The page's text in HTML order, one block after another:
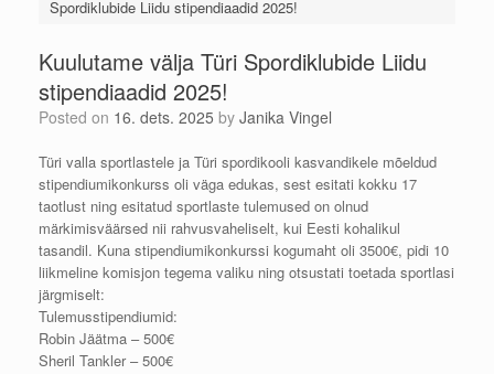
Spordiklubide Liidu stipendiaadid 2025!
Kuulutame välja Türi Spordiklubide Liidu
stipendiaadid 2025!
Posted on 16. dets. 2025 by Janika Vingel
Türi valla sportlastele ja Türi spordikooli kasvandikele mõeldud
stipendiumikonkurss oli väga edukas, sest esitati kokku 17
taotlust ning esitatud sportlaste tulemused on olnud
märkimisväärsed nii rahvusvaheliselt, kui Eesti kohalikul
tasandil. Kuna stipendiumikonkurssi kogumaht oli 3500€, pidi 10
liikmeline komisjon tegema valiku ning otsustati toetada sportlasi
järgmiselt:
Tulemusstipendiumid:
Robin Jäätma – 500€
Sheril Tankler – 500€